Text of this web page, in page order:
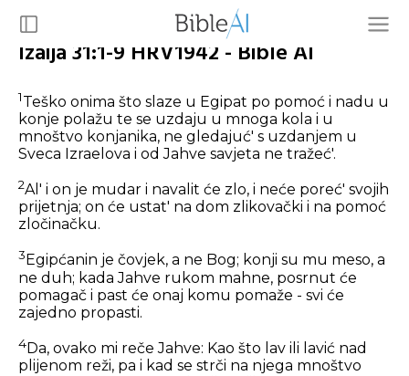
Izaija 31:1-9 HRV1942 - Bible AI
1Teško onima što slaze u Egipat po pomoć i nadu u
konje polažu te se uzdaju u mnoga kola i u
mnoštvo konjanika, ne gledajuć' s uzdanjem u
Sveca Izraelova i od Jahve savjeta ne tražeć'.
2Al' i on je mudar i navalit će zlo, i neće poreć' svojih
prijetnja; on će ustat' na dom zlikovački i na pomoć
zločinačku.
3 Egipćanin je čovjek, a ne Bog; konji su mu meso, a
ne duh; kada Jahve rukom mahne, posrnut će
pomagač i past će onaj komu pomaže - svi će
zajedno propasti.
4Da, ovako mi reče Jahve: Kao što lav ili lavić nad
plijenom reži, pa i kad se strči na njega mnoštvo